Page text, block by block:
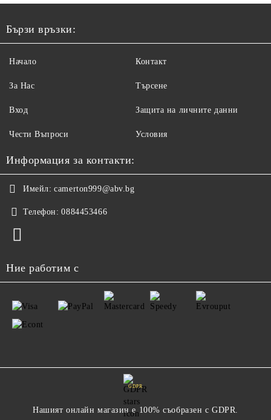
Бързи връзки:
Начало
За Нас
Вход
Чести Въпроси
Контакт
Търсене
Защита на личните данни
Условия
Информация за контакти:
Имейл: camerton999@abv.bg
Телефон: 0884453466
Ние работим с
GDPR
Нашият онлайн магазин е 100% съобразен с GDPR.